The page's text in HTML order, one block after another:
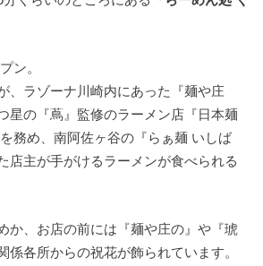
ン。
、ラゾーナ川崎内にあった『麺や庄
星の『蔦』監修のラーメン店『日本麺
務め、南阿佐ヶ谷の『らぁ麺 いしば
店主が手がけるラーメンが食べられる
か、お店の前には『麺や庄の』や『琥
係各所からの祝花が飾られています。